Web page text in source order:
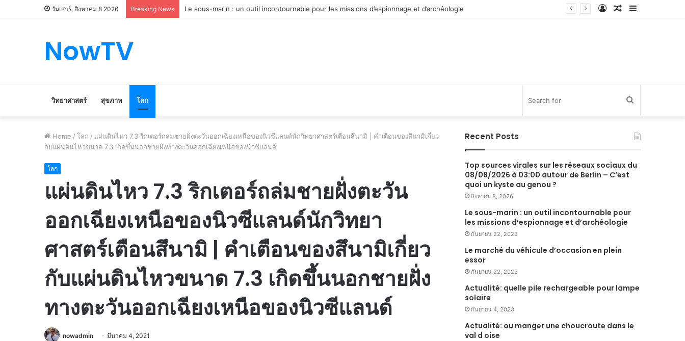
วันเสาร์, สิงหาคม 8 2026 Breaking News Le marché du véhicule d’occasion en plein essor Sidebar
Random
Log
NowTV
วิทยาศาสตร์ สุขภาพ โลก
for
Home / โลก / แผ่นดินไหว 7.3 ริกเตอร์ถล่มชายฝั่งตะวันออกเฉียงเหนือของนิวซีแลนด์นักวิทยาศาสตร์เตือนสึนามิ | คำเตือนของสึนามิเกี่ยว
กับแผ่นดินไหวขนาด 7.3 เกิดขึ้นนอกชายฝั่งทางตะวันออกเฉียงเหนือของนิวซีแลนด์
โลก
แผ่นดินไหว 7.3 ริกเตอร์ถล่มชายฝั่งตะวัน
ออกเฉียงเหนือของนิวซีแลนด์นักวิทยา
ศาสตร์เตือนสึนามิ | คำเตือนของสึนามิเกี่ยว
กับแผ่นดินไหวขนาด 7.3 เกิดขึ้นนอกชายฝั่ง
ทางตะวันออกเฉียงเหนือของนิวซีแลนด์
nowadmin มีนาคม 4, 2021
Recent Posts
Top sources virales sur les réseaux sociaux du
08/08/2026 à 03:00 autour de Berlin – C’est
quoi un kyste au genou ?
สิงหาคม 8, 2026
Le sous-marin : un outil incontournable pour
les missions d’espionnage et d’archéologie
กันยายน 22, 2023
Le marché du véhicule d’occasion en plein
essor
กันยายน 22, 2023
Actualité: quelle pile rechargeable pour lampe
solaire
กันยายน 4, 2023
Actualité: ou manger une choucroute dans le
val d oise